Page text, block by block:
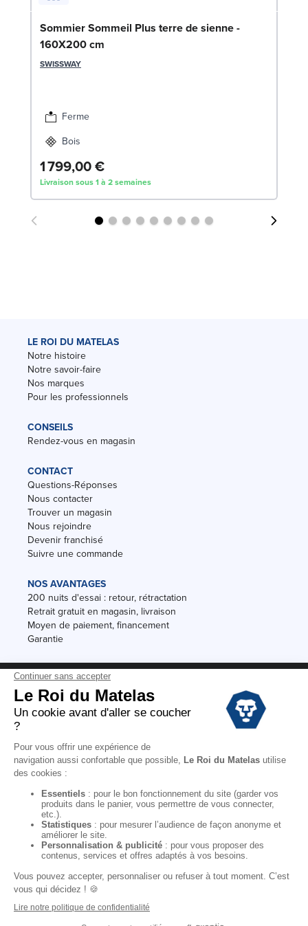
Sommier Sommeil Plus terre de sienne -
160X200 cm
SWISSWAY
Ferme
Bois
1 799,00 €
Livraison sous 1 à 2 semaines
LE ROI DU MATELAS
Notre histoire
Notre savoir-faire
Nos marques
Pour les professionnels
CONSEILS
Rendez-vous en magasin
CONTACT
Questions-Réponses
Nous contacter
Trouver un magasin
Nous rejoindre
Devenir franchisé
Suivre une commande
NOS AVANTAGES
200 nuits d'essai : retour, rétractation
Retrait gratuit en magasin, livraison
Moyen de paiement, financement
Garantie
Conditions des offres
Black Friday
Destockage
Conditions Générales de vente magasin
Mentions Légales
Données personnelles
Codes promo Le Roi du Matelas
Copyright © 2022. All rights reserved.